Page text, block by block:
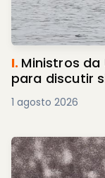
I. Ministros
para discutir
1 agosto 2026